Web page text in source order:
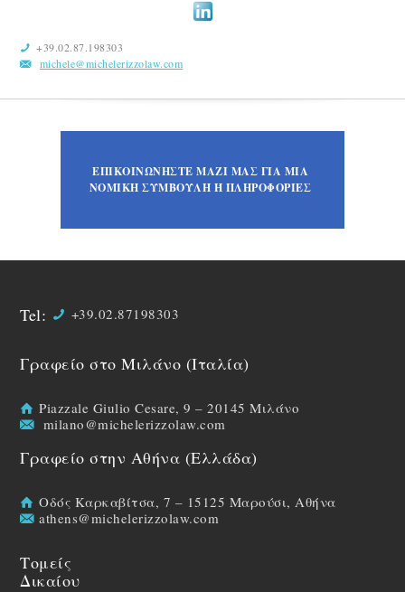
+39.02.87.198303
michele@michelerizzolaw.com
ΕΠΙΚΟΙΝΩΝΗΣΤΕ ΜΑΖΙ ΜΑΣ ΓΙΑ ΜΙΑ
ΝΟΜΙΚΗ ΣΥΜΒΟΥΛΗ Ή ΠΛΗΡΟΦΟΡΙΕΣ
Tel: +39.02.87198303
Γραφείο στο Μιλάνο (Ιταλία)
Piazzale Giulio Cesare, 9 – 20145 Μιλάνο
milano@michelerizzolaw.com
Γραφείο στην Αθήνα (Ελλάδα)
Οδός Καρκαβίτσα, 7 – 15125 Μαρούσι, Αθήνα
athens@michelerizzolaw.com
Τομείς
Δικαίου